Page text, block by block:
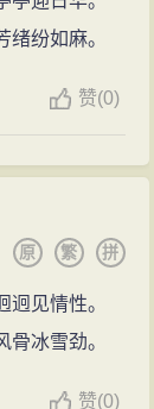
纷如麻。
赞(0)
拼
繁
原
见情性。
冰雪劲。
赞(0)